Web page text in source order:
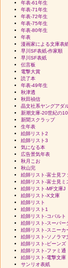
年表-61年生
年表-71年生
年表-72年生
年表-75年生
年表-80年生
年表
漫画家による文庫表
早川SF表紙-作家順
早川SF表紙
伝言板
電撃大賞
読了本
年表-49年生
秋津透
秋田禎信
晶文社系ヤングアダ
新潮文庫-20世紀の
新聞スクラップ
生年表
絵師リスト2
絵師リスト3
気になる本
広告景気年表
秋月こお
秋山完
絵師リスト-富士見フ
絵師リスト-富士見ミ
絵師リスト-MF文庫J
絵師リスト-X文庫
絵師リスト
絵師リスト1
絵師リスト-コバルト
絵師リスト-スーパー
絵師リスト-スニーカ
絵師リスト-ソノラマ
絵師リスト-ビーンズ
絵師リスト-ファミ通
絵師リスト-電撃文庫
サンリオ表紙